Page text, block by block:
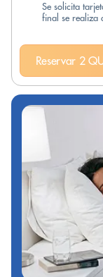
Se solicita
final se realiza
Reservar 2